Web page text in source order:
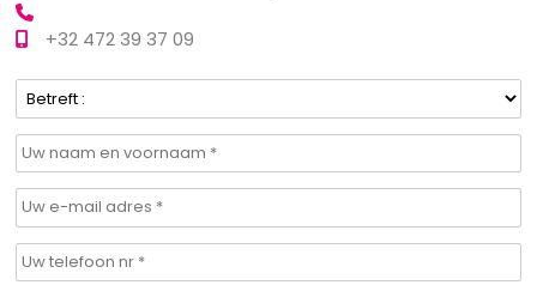
+32 472 39 37 09